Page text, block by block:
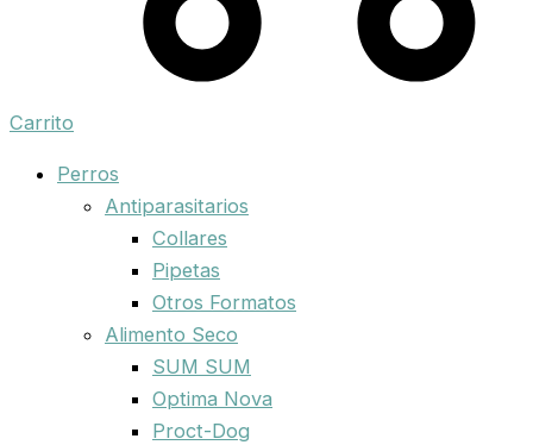
Carrito
Perros
Antiparasitarios
Collares
Pipetas
Otros Formatos
Alimento Seco
SUM SUM
Optima Nova
Proct-Dog